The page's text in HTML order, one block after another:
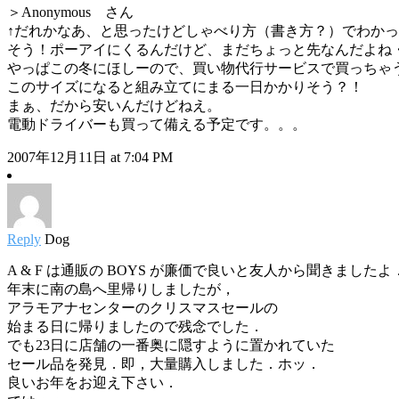
＞Anonymous さん
↑だれかなあ、と思ったけどしゃべり方（書き方？）でわかっ
そう！ポーアイにくるんだけど、まだちょっと先なんだよね
やっぱこの冬にほしーので、買い物代行サービスで買っちゃ
このサイズになると組み立てにまる一日かかりそう？！
まぁ、だから安いんだけどねえ。
電動ドライバーも買って備える予定です。。。
2007年12月11日 at 7:04 PM
Reply Dog
A & F は通販の BOYS が廉価で良いと友人から聞きましたよ．
年末に南の島へ里帰りしましたが，
アラモアナセンターのクリスマスセールの
始まる日に帰りましたので残念でした．
でも23日に店舗の一番奥に隠すように置かれていた
セール品を発見．即，大量購入しました．ホッ．
良いお年をお迎え下さい．